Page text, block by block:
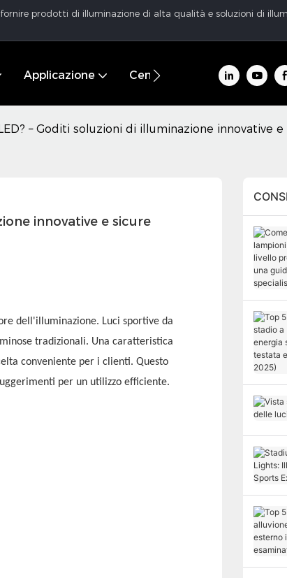
prodotti di illuminazione di alta qualità e soluzioni di
Applicazione Centro informazioni
– Goditi soluzioni di illuminazione innovative e
innovative e sicure
dell'illuminazione. Luci sportive da
tradizionali. Una caratteristica
conveniente per i clienti. Questo
per un utilizzo efficiente.